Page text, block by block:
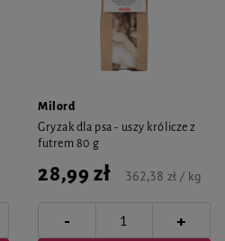
Milord
Gryzak dla psa - uszy królicze z
futrem 80 g
28,99 zł 362,38 zł / kg
- +